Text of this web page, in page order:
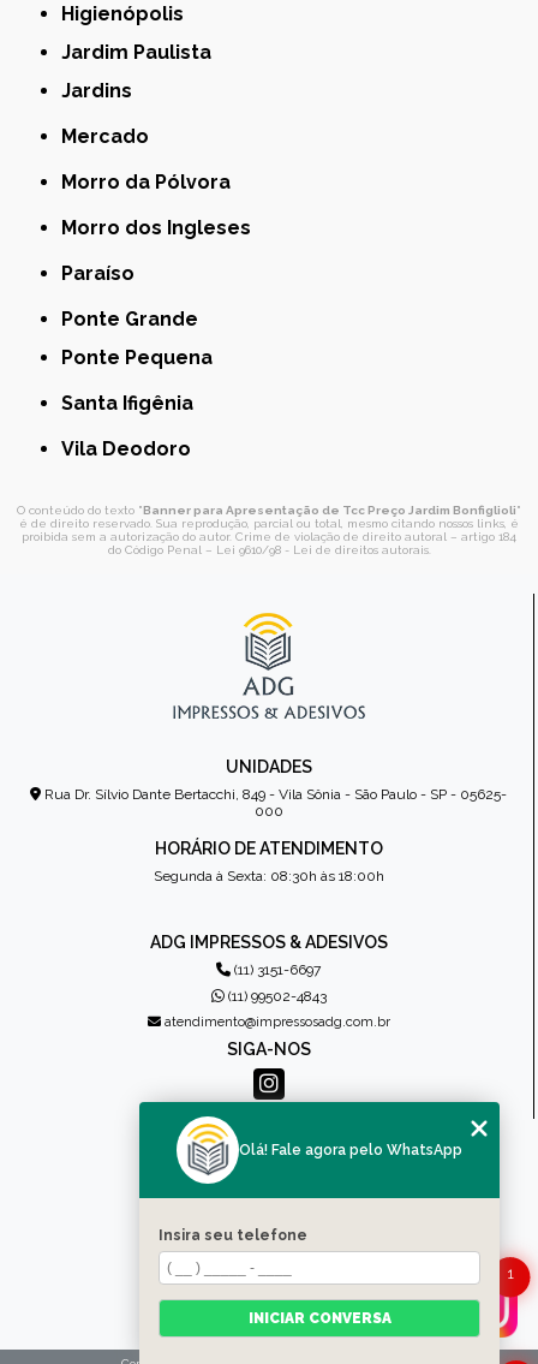
Higienópolis
Jardim Paulista
Jardins
Mercado
Morro da Pólvora
Morro dos Ingleses
Paraíso
Ponte Grande
Ponte Pequena
Santa Ifigênia
Vila Deodoro
O conteúdo do texto "Banner para Apresentação de Tcc Preço Jardim Bonfiglioli"
é de direito reservado. Sua reprodução, parcial ou total, mesmo citando nossos links, é
proibida sem a autorização do autor. Crime de violação de direito autoral – artigo 184
do Código Penal – Lei 9610/98 - Lei de direitos autorais.
UNIDADES
Rua Dr. Sílvio Dante Bertacchi, 849 - Vila Sônia - São Paulo - SP - 05625-
000
HORÁRIO DE ATENDIMENTO
Segunda à Sexta: 08:30h às 18:00h
ADG IMPRESSOS & ADESIVOS
(11) 3151-6697
(11) 99502-4843
atendimento@impressosadg.com.br
SIGA-NOS
MENU
QUEM SOMOS
PRODUTOS
CONTATO
CATEGORIAS
MAPA DO SITE
1
Olá! Fale agora pelo WhatsApp
Insira seu telefone
INICIAR CONVERSA